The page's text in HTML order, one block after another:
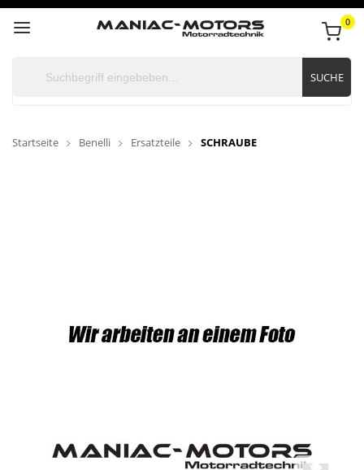
0
SUCHE
Startseite Benelli Ersatzteile SCHRAUBE